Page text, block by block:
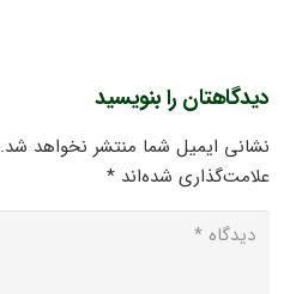
دیدگاهتان را بنویسید
نشانی ایمیل شما منتشر نخواهد شد.
علامت‌گذاری شده‌اند*